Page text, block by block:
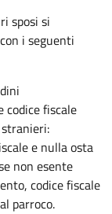
sposi si
i seguenti
codice fiscale
e nulla osta
non esente
codice fiscale
parroco.